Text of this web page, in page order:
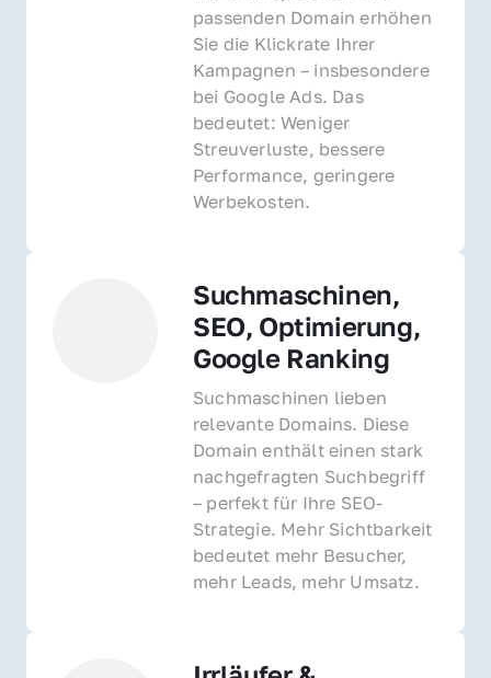
passenden Domain erhöhen
Sie die Klickrate Ihrer
Kampagnen – insbesondere
bei Google Ads. Das
bedeutet: Weniger
Streuverluste, bessere
Performance, geringere
Werbekosten.
Suchmaschinen,
SEO, Optimierung,
Google Ranking
Suchmaschinen lieben
relevante Domains. Diese
Domain enthält einen stark
nachgefragten Suchbegriff
– perfekt für Ihre SEO-
Strategie. Mehr Sichtbarkeit
bedeutet mehr Besucher,
mehr Leads, mehr Umsatz.